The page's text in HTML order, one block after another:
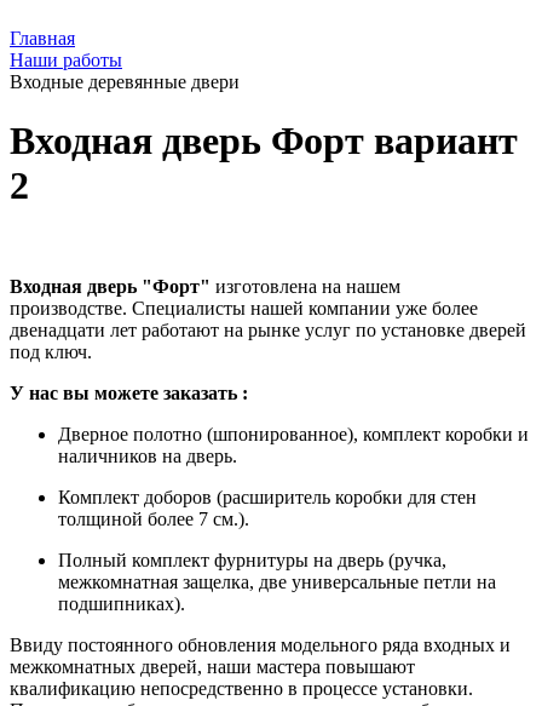
Главная
Наши работы
Входные деревянные двери
Входная дверь Форт вариант
2
Входная дверь "Форт" изготовлена на нашем
производстве. Специалисты нашей компании уже более
двенадцати лет работают на рынке услуг по установке дверей
под ключ.
У нас вы можете заказать :
Дверное полотно (шпонированное), комплект коробки и
наличников на дверь.
Комплект доборов (расширитель коробки для стен
толщиной более 7 см.).
Полный комплект фурнитуры на дверь (ручка,
межкомнатная защелка, две универсальные петли на
подшипниках).
Ввиду постоянного обновления модельного ряда входных и
межкомнатных дверей, наши мастера повышают
квалификацию непосредственно в процессе установки.